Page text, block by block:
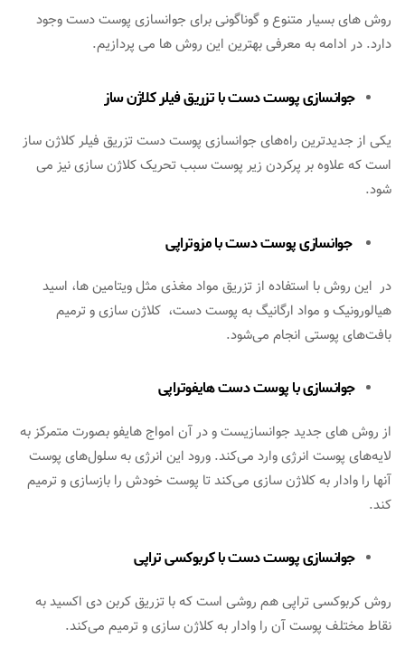
روش های بسیار متنوع و گوناگونی برای جوانسازی پوست دست وجود
دارد. در ادامه به معرفی بهترین این روش ها می پردازیم.
جوانسازی پوست دست با تزریق فیلر کلاژن ساز
یکی از جدیدترین راه‌های جوانسازی پوست دست تزریق فیلر کلاژن ساز
است که علاوه بر پرکردن زیر پوست سبب تحریک کلاژن سازی نیز می
شود.
جوانسازیپوست دستبا مزوتراپی
در این روش با استفاده از تزریق مواد مغذی مثل ویتامین ها، اسید
هیالورونیک و مواد ارگانیگ به پوست دست، کلاژن سازی و ترمیم
بافت‌های پوستی انجام می‌شود.
جوانسازی باپوست دستهایفوتراپی
از روش های جدید جوانسازیست و در آن امواج هایفو بصورت متمرکز به
لایه‌های پوست انرژی وارد می‌کند. ورود این انرژی به سلول‌های پوست
آنها را وادار به کلاژن سازی می‌کند تا پوست خودش را بازسازی و ترمیم
کند.
جوانسازیپوست دست باکربوکسی تراپی
روش کربوکسی تراپی هم روشی است که با تزریق کربن دی اکسید به
نقاط مختلف پوست آن را وادار به کلاژن سازی و ترمیم می‌کند.